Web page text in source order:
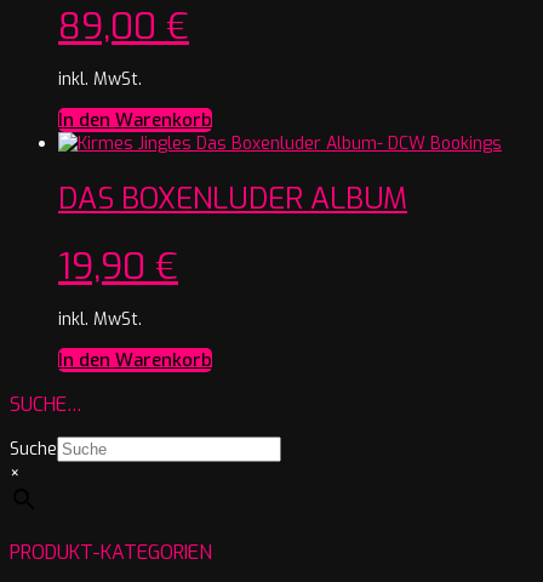
89,00 €
inkl. MwSt.
In den Warenkorb
DAS BOXENLUDER ALBUM
19,90 €
inkl. MwSt.
In den Warenkorb
SUCHE…
Suche
×
PRODUKT-KATEGORIEN